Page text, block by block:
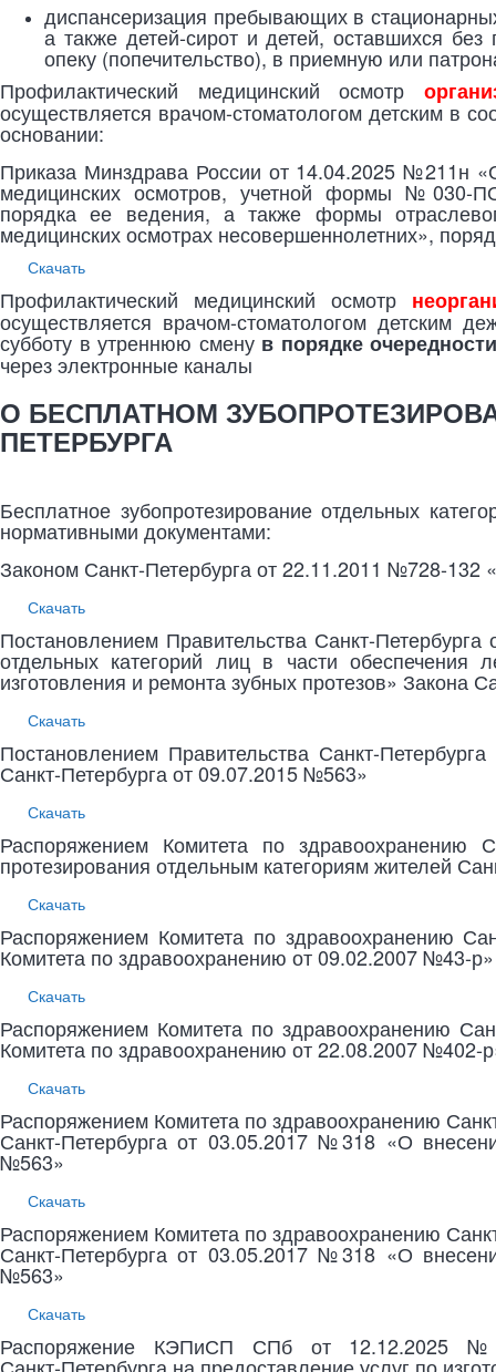
диспансеризация пребывающих в
а также детей-сирот и детей, оставшихся
опеку (попечительство), в приемную или
Профилактический медицинский осмотр
осуществляется врачом-стоматологом детским в
основании:
Приказа Минздрава России от 14.04.2025 №211н
медицинских осмотров, учетной формы №030-
порядка ее ведения, а также формы
медицинских осмотрах несовершеннолетних»,
Скачать
Профилактический медицинский осмотр
осуществляется врачом-стоматологом детским
субботу в утреннюю смену в порядке
через электронные каналы
О БЕСПЛАТНОМ
ПЕТЕРБУРГА
Бесплатное зубопротезирование отдельных
нормативными документами:
Законом Санкт-Петербурга от 22.11.2011 №728-132
Скачать
Постановлением Правительства Санкт-
отдельных категорий лиц в части обеспечения
изготовления и ремонта зубных протезов» Закона
Скачать
Постановлением Правительства Санкт-
Санкт-Петербурга от 09.07.2015 №563»
Скачать
Распоряжением Комитета по здравоохранению
протезирования отдельным категориям жителей
Скачать
Распоряжением Комитета по здравоохранению
Комитета по здравоохранению от 09.02.2007 №43-р»
Скачать
Распоряжением Комитета по здравоохранению
Комитета по здравоохранению от 22.08.2007 №402-
Скачать
Распоряжением Комитета по здравоохранению
Санкт-Петербурга от 03.05.2017 №318 «О
№563»
Скачать
Распоряжением Комитета по здравоохранению
Санкт-Петербурга от 03.05.2017 №318 «О
№563»
Скачать
Распоряжение КЭПиСП СПб от 12.12.2025